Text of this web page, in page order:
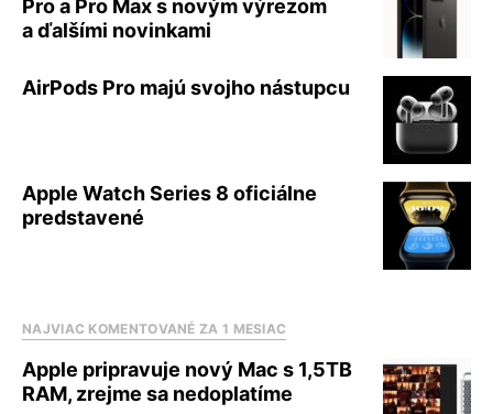
Pro a Pro Max s novým výrezom
a ďalšími novinkami
AirPods Pro majú svojho nástupcu
Apple Watch Series 8 oficiálne
predstavené
NAJVIAC KOMENTOVANÉ ZA 1 MESIAC
Apple pripravuje nový Mac s 1,5TB
RAM, zrejme sa nedoplatíme